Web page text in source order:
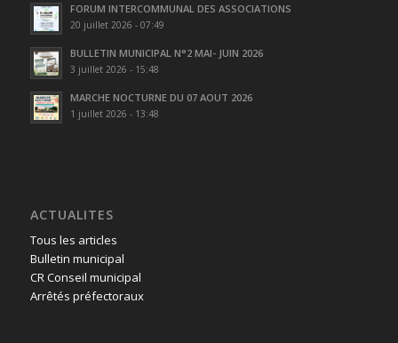
FORUM INTERCOMMUNAL DES ASSOCIATIONS
20 juillet 2026 - 07:49
BULLETIN MUNICIPAL N°2 MAI- JUIN 2026
3 juillet 2026 - 15:48
MARCHE NOCTURNE DU 07 AOUT 2026
1 juillet 2026 - 13:48
ACTUALITES
Tous les articles
Bulletin municipal
CR Conseil municipal
Arrêtés préfectoraux